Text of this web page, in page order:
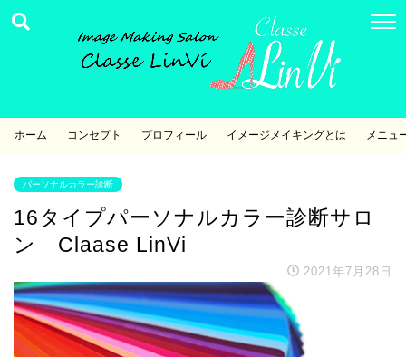
ホーム コンセプト プロフィール イメージメイキングとは メニュ
パーソナルカラー診断
16タイプパーソナルカラー診断サロ
ン Claase LinVi
2021年7月28日